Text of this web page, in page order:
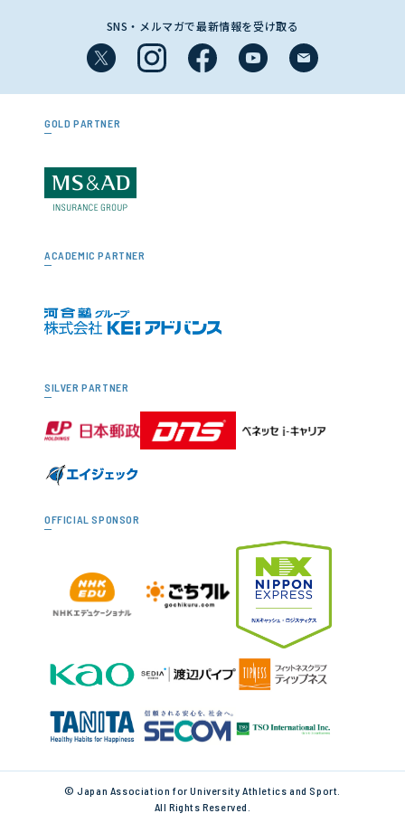
SNS・メルマガで最新情報を受け取る
GOLD PARTNER
ACADEMIC PARTNER
SILVER PARTNER
OFFICIAL SPONSOR
© Japan Association for University Athletics and Sport.
All Rights Reserved.